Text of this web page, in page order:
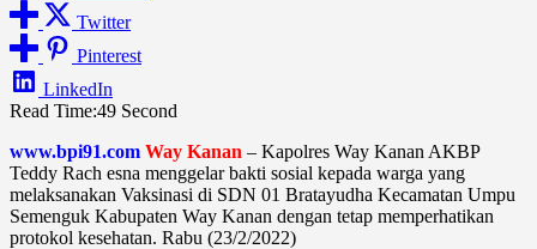
Twitter
Pinterest
LinkedIn
Read Time:49 Second
www.bpi91.com Way Kanan – Kapolres Way Kanan AKBP
Teddy Rach esna menggelar bakti sosial kepada warga yang
melaksanakan Vaksinasi di SDN 01 Bratayudha Kecamatan Umpu
Semenguk Kabupaten Way Kanan dengan tetap memperhatikan
protokol kesehatan. Rabu (23/2/2022)